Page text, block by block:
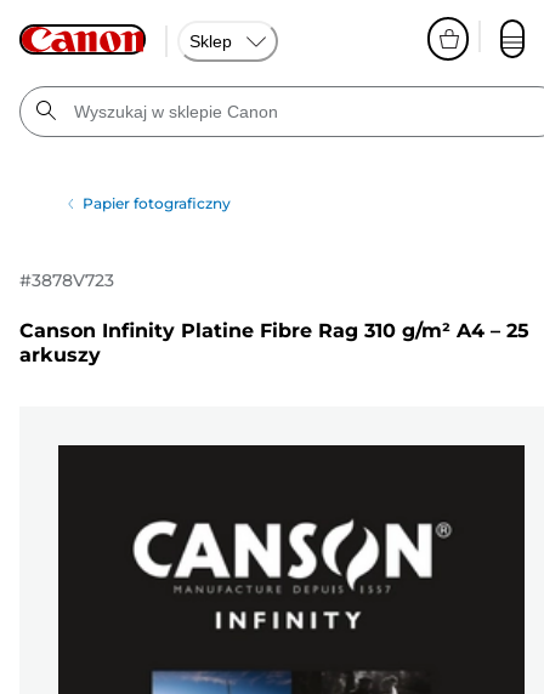
Sklep
Papier fotograficzny
#3878V723
Canson Infinity Platine Fibre Rag 310 g/m² A4 – 25
arkuszy